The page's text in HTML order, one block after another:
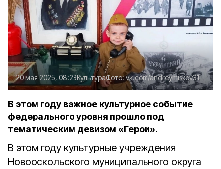
20 мая 2025, 08:23КультураФото:vk.com/andreymiskov31
В этом году важное культурное событие
федерального уровня прошло под
тематическим девизом «Герои».
В этом году культурные учреждения
Новооскольского муниципального округа